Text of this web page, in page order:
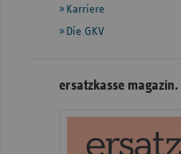
Karriere
Die GKV
ersatzkasse magazin.